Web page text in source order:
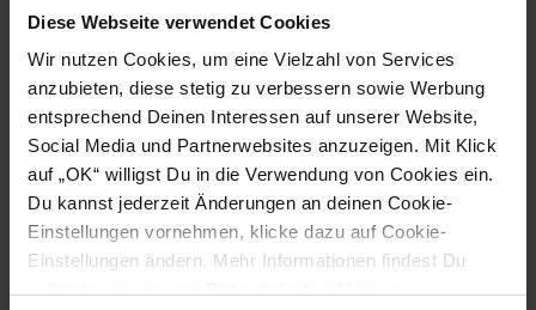
Diese Webseite verwendet Cookies
Wir nutzen Cookies, um eine Vielzahl von Services
anzubieten, diese stetig zu verbessern sowie Werbung
entsprechend Deinen Interessen auf unserer Website,
Social Media und Partnerwebsites anzuzeigen. Mit Klick
auf „OK“ willigst Du in die Verwendung von Cookies ein.
Du kannst jederzeit Änderungen an deinen Cookie-
Einstellungen vornehmen, klicke dazu auf Cookie-
Einstellungen ändern. Mehr Informationen findest Du
Apropos Daten. Abgerundet wird der Vortragsteil des
CPO Fabian Kröger. Er stellt kurz und knackig das WTG-
eigene Cloud-Konzept vor, welches in Zeiten steigender
Cyber-Crime-Aktivitäten immer relevanter wird und
entsprechend bei den Unternehmensvertreter*innen auf
offene Ohren stößt. Im Anschluss geht es zur zweiten
Runde ans Büffet. Es dürfte aus besagten Gründen nicht die
letzte geblieben sein.